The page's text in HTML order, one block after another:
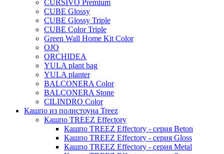
Moda
Pure
CURSIVO Premium
CUBE Glossy
CUBE Glossy Triple
CUBE Color Triple
Green Wall Home Kit Color
OJO
ORCHIDEA
YULA plant bag
YULA planter
BALCONERA Color
BALCONERA Stone
CILINDRO Color
Кашпо из полистоуна Treez
Кашпо TREEZ Effectory
Кашпо TREEZ Effectory - серия Beton
Кашпо TREEZ Effectory - серия Gloss
Кашпо TREEZ Effectory - серия Metal